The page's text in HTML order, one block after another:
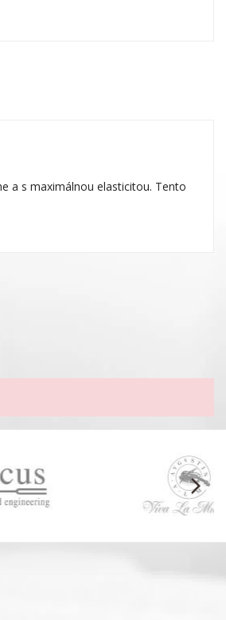
a s maximálnou elasticitou. Tento
arrow_forward_ios